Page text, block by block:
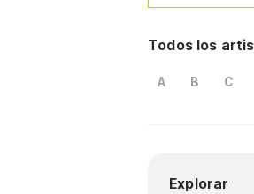
Todos los
A B C
Explorar